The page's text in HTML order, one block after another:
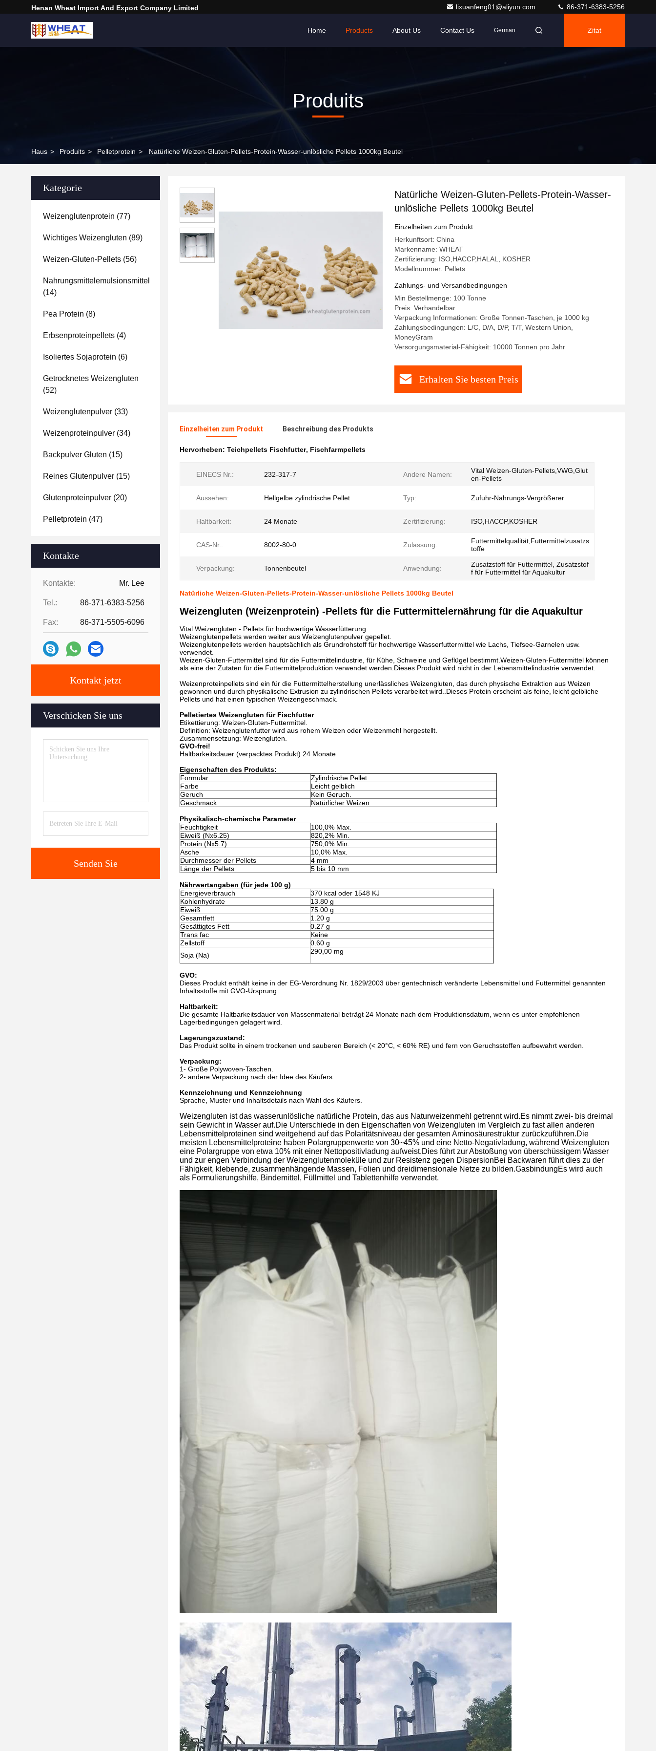
Henan Wheat Import And Export Company Limited lixuanfeng01@aliyun.com 86-371-6383-5256
Home Products About Us Contact Us German Zitat
Produits
Haus > Produits > Pelletprotein > Natürliche Weizen-Gluten-Pellets-Protein-Wasser-unlösliche Pellets 1000kg Beutel
Kategorie
Weizenglutenprotein (77)
Wichtiges Weizengluten (89)
Weizen-Gluten-Pellets (56)
Nahrungsmittelemulsionsmittel
(14)
Pea Protein (8)
Erbsenproteinpellets (4)
Isoliertes Sojaprotein (6)
Getrocknetes Weizengluten
(52)
Weizenglutenpulver (33)
Weizenproteinpulver (34)
Backpulver Gluten (15)
Reines Glutenpulver (15)
Glutenproteinpulver (20)
Pelletprotein (47)
Kontakte
Kontakte: Mr. Lee
Tel.: 86-371-6383-5256
Fax: 86-371-5505-6096
Kontakt jetzt
Verschicken Sie uns
Senden Sie
Natürliche Weizen-Gluten-Pellets-Protein-Wasser-
unlösliche Pellets 1000kg Beutel
Einzelheiten zum Produkt
Herkunftsort: China
Markenname: WHEAT
Zertifizierung: ISO,HACCP,HALAL, KOSHER
Modellnummer: Pellets
Zahlungs- und Versandbedingungen
Min Bestellmenge: 100 Tonne
Preis: Verhandelbar
Verpackung Informationen: Große Tonnen-Taschen, je 1000 kg
Zahlungsbedingungen: L/C, D/A, D/P, T/T, Western Union,
MoneyGram
Versorgungsmaterial-Fähigkeit: 10000 Tonnen pro Jahr
Erhalten Sie besten Preis
Einzelheiten zum Produkt Beschreibung des Produkts
Hervorheben: Teichpellets Fischfutter, Fischfarmpellets
EINECS Nr.: 232-317-7 Andere Namen:
Vital Weizen-Gluten-Pellets,VWG,Glut
en-Pellets
Aussehen: Hellgelbe zylindrische Pellet Typ: Zufuhr-Nahrungs-Vergrößerer
Haltbarkeit: 24 Monate Zertifizierung: ISO,HACCP,KOSHER
CAS-Nr.: 8002-80-0 Zulassung:
Futtermittelqualität,Futtermittelzusatzs
toffe
Verpackung: Tonnenbeutel Anwendung:
Zusatzstoff für Futtermittel, Zusatzstof
f für Futtermittel für Aquakultur
Natürliche Weizen-Gluten-Pellets-Protein-Wasser-unlösliche Pellets 1000kg Beutel
Weizengluten (Weizenprotein) -Pellets für die Futtermittelernährung für die Aquakultur
Vital Weizengluten - Pellets für hochwertige Wasserfütterung
Weizenglutenpellets werden weiter aus Weizenglutenpulver gepellet.
Weizenglutenpellets werden hauptsächlich als Grundrohstoff für hochwertige Wasserfuttermittel wie Lachs, Tiefsee-Garnelen usw.
verwendet.
Weizen-Gluten-Futtermittel sind für die Futtermittelindustrie, für Kühe, Schweine und Geflügel bestimmt.Weizen-Gluten-Futtermittel können
als eine der Zutaten für die Futtermittelproduktion verwendet werden.Dieses Produkt wird nicht in der Lebensmittelindustrie verwendet.
Weizenproteinpellets sind ein für die Futtermittelherstellung unerlässliches Weizengluten, das durch physische Extraktion aus Weizen
gewonnen und durch physikalische Extrusion zu zylindrischen Pellets verarbeitet wird..Dieses Protein erscheint als feine, leicht gelbliche
Pellets und hat einen typischen Weizengeschmack.
Pelletiertes Weizengluten für Fischfutter
Etikettierung: Weizen-Gluten-Futtermittel.
Definition: Weizenglutenfutter wird aus rohem Weizen oder Weizenmehl hergestellt.
Zusammensetzung: Weizengluten.
GVO-frei!
Haltbarkeitsdauer (verpacktes Produkt) 24 Monate
Eigenschaften des Produkts:
Formular
Zylindrische Pellet
Farbe
Leicht gelblich
Geruch
Kein Geruch.
Geschmack
Natürlicher Weizen
Physikalisch-chemische Parameter
Feuchtigkeit
100,0% Max.
Eiweiß (Nx6.25)
820,2% Min.
Protein (Nx5.7)
750,0% Min.
Asche
10,0% Max.
Durchmesser der Pellets
4 mm
Länge der Pellets
5 bis 10 mm
Nährwertangaben (für jede 100 g)
Energieverbrauch
370 kcal oder 1548 KJ
Kohlenhydrate
13.80 g
Eiweiß
75.00 g
Gesamtfett
1.20 g
Gesättigtes Fett
0.27 g
Trans fac
Keine
Zellstoff
0.60 g
Soja (Na)
290,00 mg
GVO:
Dieses Produkt enthält keine in der EG-Verordnung Nr. 1829/2003 über gentechnisch veränderte Lebensmittel und Futtermittel genannten
Inhaltsstoffe mit GVO-Ursprung.
Haltbarkeit:
Die gesamte Haltbarkeitsdauer von Massenmaterial beträgt 24 Monate nach dem Produktionsdatum, wenn es unter empfohlenen
Lagerbedingungen gelagert wird.
Lagerungszustand:
Das Produkt sollte in einem trockenen und sauberen Bereich (< 20°C, < 60% RE) und fern von Geruchsstoffen aufbewahrt werden.
Verpackung:
1- Große Polywoven-Taschen.
2- andere Verpackung nach der Idee des Käufers.
Kennzeichnung und Kennzeichnung
Sprache, Muster und Inhaltsdetails nach Wahl des Käufers.
Weizengluten ist das wasserunlösliche natürliche Protein, das aus Naturweizenmehl getrennt wird.Es nimmt zwei- bis dreimal
sein Gewicht in Wasser auf.Die Unterschiede in den Eigenschaften von Weizengluten im Vergleich zu fast allen anderen
Lebensmittelproteinen sind weitgehend auf das Polaritätsniveau der gesamten Aminosäurestruktur zurückzuführen.Die
meisten Lebensmittelproteine haben Polargruppenwerte von 30~45% und eine Netto-Negativladung, während Weizengluten
eine Polargruppe von etwa 10% mit einer Nettopositivladung aufweist.Dies führt zur Abstoßung von überschüssigem Wasser
und zur engen Verbindung der Weizenglutenmoleküle und zur Resistenz gegen DispersionBei Backwaren führt dies zu der
Fähigkeit, klebende, zusammenhängende Massen, Folien und dreidimensionale Netze zu bilden.GasbindungEs wird auch
als Formulierungshilfe, Bindemittel, Füllmittel und Tablettenhilfe verwendet.